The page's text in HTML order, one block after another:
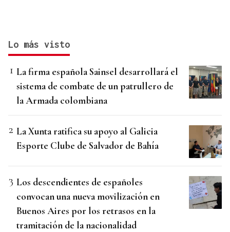
Lo más visto
La firma española Sainsel desarrollará el
sistema de combate de un patrullero de
la Armada colombiana
La Xunta ratifica su apoyo al Galicia
Esporte Clube de Salvador de Bahía
Los descendientes de españoles
convocan una nueva movilización en
Buenos Aires por los retrasos en la
tramitación de la nacionalidad